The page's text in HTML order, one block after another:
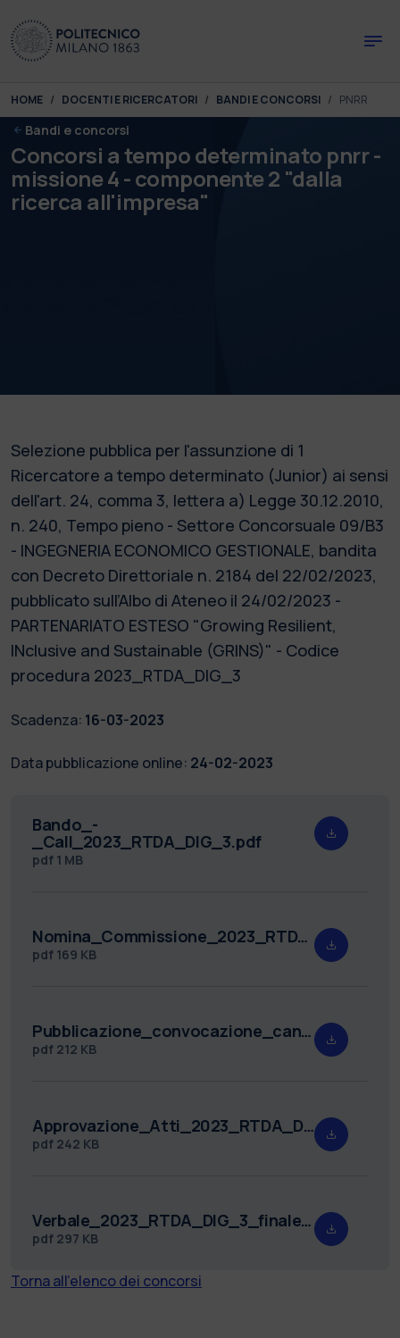
You are here:
HOME DOCENTI E RICERCATORI BANDI E CONCORSI PNRR
Bandi e concorsi
Concorsi a tempo determinato pnrr -
missione 4 - componente 2 "dalla
ricerca all'impresa"
Selezione pubblica per l'assunzione di 1
Ricercatore a tempo determinato (Junior) ai sensi
dell'art. 24, comma 3, lettera a) Legge 30.12.2010,
n. 240, Tempo pieno - Settore Concorsuale 09/B3
- INGEGNERIA ECONOMICO GESTIONALE, bandita
con Decreto Direttoriale n. 2184 del 22/02/2023,
pubblicato sull’Albo di Ateneo il 24/02/2023 -
PARTENARIATO ESTESO "Growing Resilient,
INclusive and Sustainable (GRINS)" - Codice
procedura 2023_RTDA_DIG_3
Scadenza: 16-03-2023
Data pubblicazione online: 24-02-2023
Bando_-
_Call_2023_RTDA_DIG_3.pdf
pdf 1 MB
Nomina_Commissione_2023_RTDA_DIG_3.pdf
pdf 169 KB
Pubblicazione_convocazione_candidati_2023_RTDA_DIG_3.pdf
pdf 212 KB
Approvazione_Atti_2023_RTDA_DIG_3.pdf
pdf 242 KB
Verbale_2023_RTDA_DIG_3_finale_Redatto.pdf
pdf 297 KB
Torna all'elenco dei concorsi